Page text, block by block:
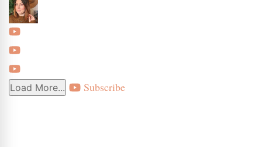
Load More... Subscribe